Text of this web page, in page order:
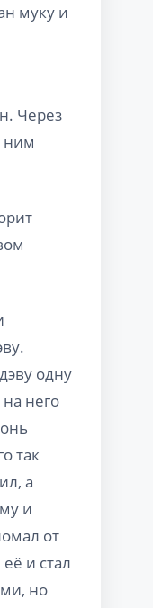
муку и
Через
ним
одну
него
так
а
и
от
и стал
но